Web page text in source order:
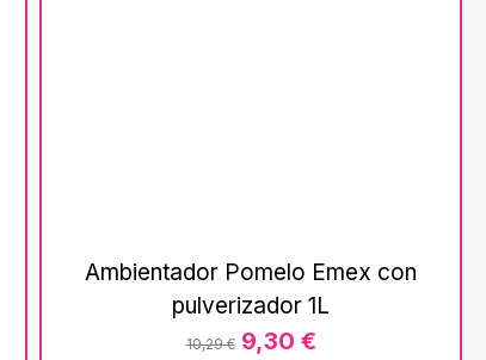
Ambientador Pomelo Emex con
pulverizador 1L
10,29€ 9,30 €